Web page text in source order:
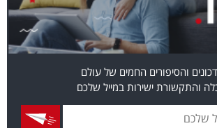
והסיפורים החמים של עולם
והתקשורת ישירות במייל שלכם